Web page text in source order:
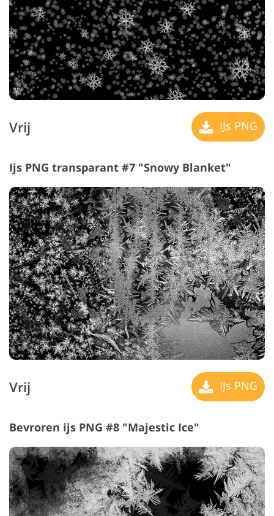
Vrij IJs PNG
Ijs PNG transparant #7 "Snowy Blanket"
Vrij IJs PNG
Bevroren ijs PNG #8 "Majestic Ice"